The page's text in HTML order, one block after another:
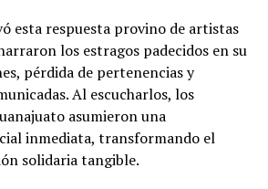
esta respuesta provino de artistas
los estragos padecidos en su
pérdida de pertenencias y
Al escucharlos, los
asumieron una
inmediata, transformando el
solidaria tangible.